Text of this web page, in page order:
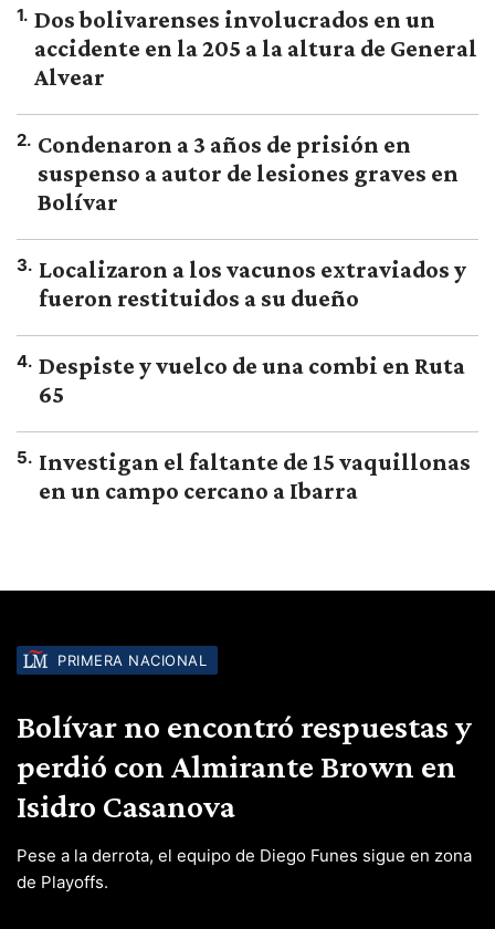
1. Dos bolivarenses involucrados en un
accidente en la 205 a la altura de General
Alvear
2. Condenaron a 3 años de prisión en
suspenso a autor de lesiones graves en
Bolívar
3. Localizaron a los vacunos extraviados y
fueron restituidos a su dueño
4. Despiste y vuelco de una combi en Ruta
65
5. Investigan el faltante de 15 vaquillonas
en un campo cercano a Ibarra
PRIMERA NACIONAL
Bolívar no encontró respuestas y
perdió con Almirante Brown en
Isidro Casanova
Pese a la derrota, el equipo de Diego Funes sigue en zona
de Playoffs.